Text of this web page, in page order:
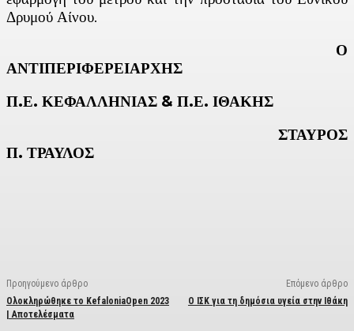
Δρυμού Αίνου.
Ο
ΑΝΤΙΠΕΡΙΦΕΡΕΙΑΡΧΗΣ
Π.Ε. ΚΕΦΑΛΛΗΝΙΑΣ & Π.Ε. ΙΘΑΚΗΣ
ΣΤΑΥΡΟΣ
Π. ΤΡΑΥΛΟΣ
Προηγούμενο άρθρο
Ολοκληρώθηκε το KefaloniaOpen 2023
| Αποτελέσματα
Επόμενο άρθρο
Ο ΙΣΚ για τη δημόσια υγεία στην Ιθάκη